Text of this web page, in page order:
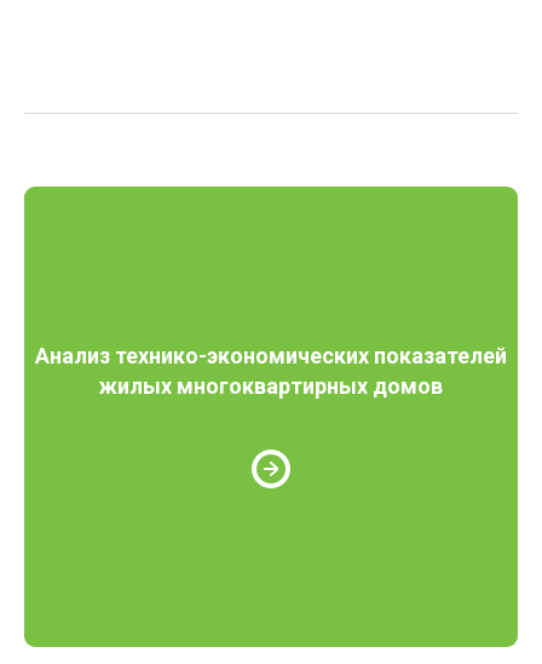
Анализ технико-экономических показателей
жилых многоквартирных домов